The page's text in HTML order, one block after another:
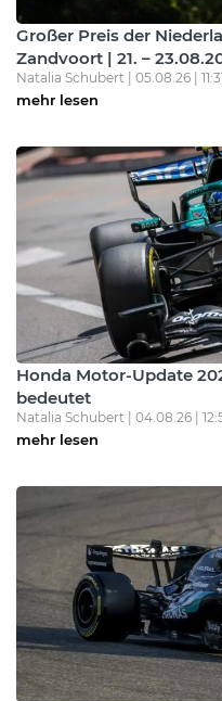
Großer Preis der
Zandvoort | 21. –
Natalia Schubert | 05.08.26 |
mehr lesen
Honda Motor-Update
bedeutet
Natalia Schubert | 04.08.26 |
mehr lesen